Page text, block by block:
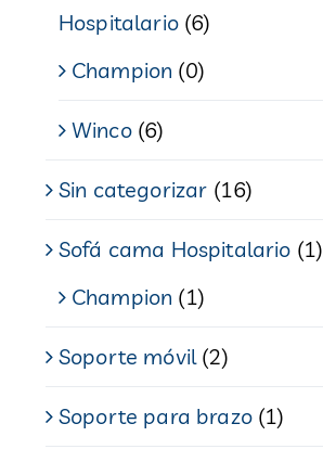
Hospitalario (6)
Champion (0)
Winco (6)
Sin categorizar (16)
Sofá cama Hospitalario (1)
Champion (1)
Soporte móvil (2)
Soporte para brazo (1)